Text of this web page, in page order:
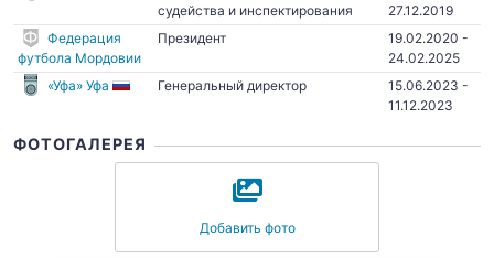
судейства и инспектирования
27.12.2019
Федерация
футбола Мордовии
Президент
19.02.2020 -
24.02.2025
«Уфа» Уфа
Генеральный директор
15.06.2023 -
11.12.2023
ФОТОГАЛЕРЕЯ
Добавить фото